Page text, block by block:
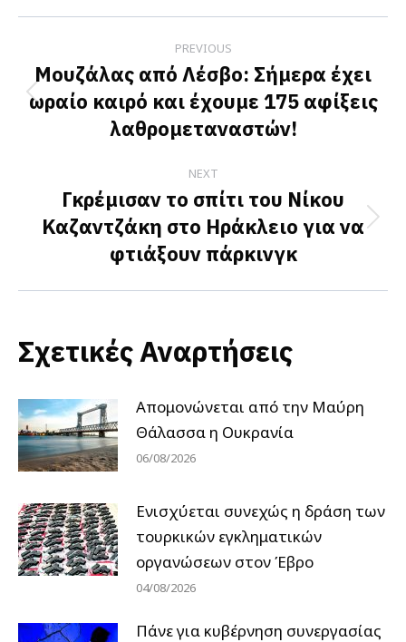
Facebook
X
LinkedIn
navigation
PREVIOUS
Previous
post:
Μουζάλας από Λέσβο: Σήμερα έχει
ωραίο καιρό και έχουμε 175 αφίξεις
λαθρομεταναστών!
NEXT
Next
post:
Γκρέμισαν το σπίτι του Νίκου
Καζαντζάκη στο Ηράκλειο για να
φτιάξουν πάρκινγκ
Σχετικές Αναρτήσεις
Απομονώνεται από την Μαύρη
Θάλασσα η Ουκρανία
06/08/2026
Ενισχύεται συνεχώς η δράση των
τουρκικών εγκληματικών
οργανώσεων στον Έβρο
04/08/2026
Πάνε για κυβέρνηση συνεργασίας